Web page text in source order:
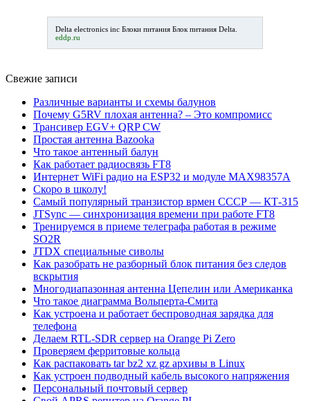
Delta electronics inc Блоки питания Блок питания Delta.
eddp.ru
Свежие записи
Различные варианты и схемы балунов
Почему G5RV плохая антенна? – Это компромисс
Трансивер EGV+ QRP CW
Простая антенна Bazooka
Что такое антенный балун
Как работает радиосвязь FT8
Интернет WiFi радио на ESP32 и модуле MAX98357A
Скоро в школу!
Самый популярный транзистор врмен СССР — КТ-315
JTSync — синхронизация времени при работе FT8
Тренируемся в приеме телеграфа работая в режиме
SO2R
JTDX специальные сиволы
Как разобрать не разборный блок питания без следов
вскрытия
Многодиапазонная антенна Цепелин или Американка
Что такое диаграмма Вольперта-Смита
Как устроена и работает беспроводная зарядка для
телефона
Делаем RTL-SDR сервер на Orange Pi Zero
Проверяем ферритовые кольца
Как распаковать tar bz2 xz gz архивы в Linux
Как устроен подводный кабель высокого напряжения
Персональный почтовый сервер